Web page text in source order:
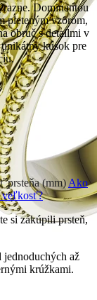
Dominantou
pleteným vzorom,
obruč s detailmi v
kúsok pre
G-H/Si1-2
prsteňa (mm) Ako
veľkosť?
si zakúpili prsteň,
jednoduchých až
krúžkami.